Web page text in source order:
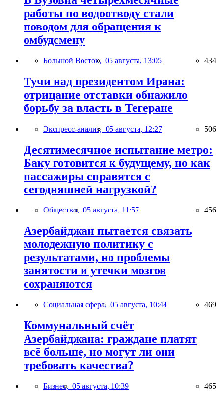
работы по водоотводу стали
поводом для обращения к
омбудсмену
Большой Восток, 05 августа, 13:05 434
Тучи над президентом Ирана:
отрицание отставки обнажило
борьбу за власть в Тегеране
Экспресс-анализ, 05 августа, 12:27 506
Десятимесячное испытание метро:
Баку готовится к будущему, но как
пассажиры справятся с
сегодняшней нагрузкой?
Общество, 05 августа, 11:57 456
Азербайджан пытается связать
молодежную политику с
результатами, но проблемы
занятости и утечки мозгов
сохраняются
Социальная сфера, 05 августа, 10:44 469
Коммунальный счёт
Азербайджана: граждане платят
всё больше, но могут ли они
требовать качества?
Бизнес, 05 августа, 10:39 465